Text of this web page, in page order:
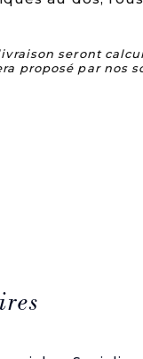
seront
proposé par nos